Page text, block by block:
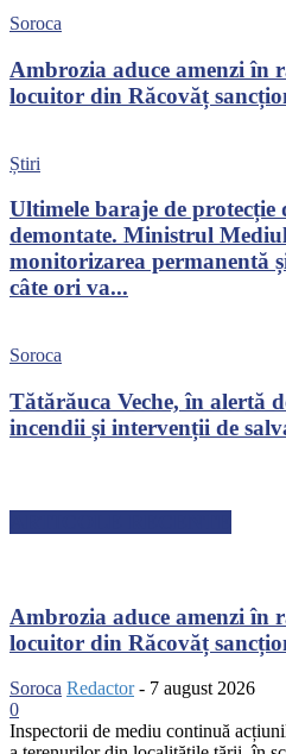
Soroca
Ambrozia aduce amenzi în
locuitor din Răcovăț
Știri
Ultimele baraje de protecție
demontate. Ministrul
monitorizarea permanentă
câte ori va...
Soroca
Tătărăuca Veche, în alertă
incendii și intervenții de
Ambrozia aduce amenzi în
locuitor din Răcovăț
Soroca Redactor - 7 august 2026
0
Inspectorii de mediu continuă